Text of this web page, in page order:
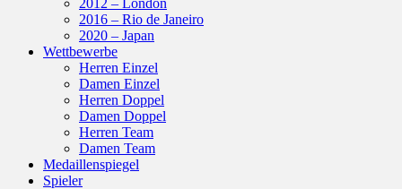
2012 – London
2016 – Rio de Janeiro
2020 – Japan
Wettbewerbe
Herren Einzel
Damen Einzel
Herren Doppel
Damen Doppel
Herren Team
Damen Team
Medaillenspiegel
Spieler